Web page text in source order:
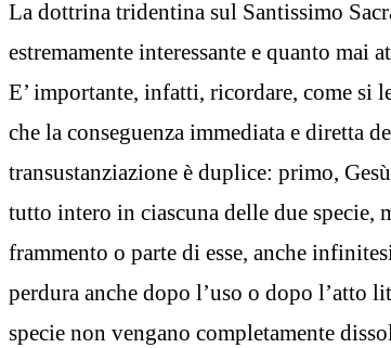
La dottrina tridentina sul Santissimo
estremamente interessante e quanto mai
E’ importante, infatti, ricordare, come si
che la conseguenza immediata e diretta
transustanziazione è duplice: primo,
tutto intero in ciascuna delle due specie,
frammento o parte di esse, anche
perdura anche dopo l’uso o dopo l’atto
specie non vengano completamente